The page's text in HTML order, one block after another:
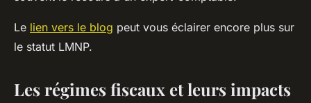
Le lien vers le blog peut vous éclairer encore plus sur
le statut LMNP.
Les régimes fiscaux et leurs impacts